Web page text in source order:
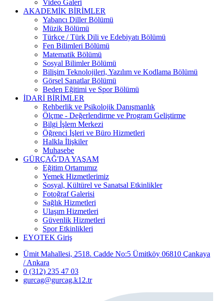
Video Galeri
AKADEMİK BİRİMLER
Yabancı Diller Bölümü
Müzik Bölümü
Türkçe / Türk Dili ve Edebiyatı Bölümü
Fen Bilimleri Bölümü
Matematik Bölümü
Sosyal Bilimler Bölümü
Bilişim Teknolojileri, Yazılım ve Kodlama Bölümü
Görsel Sanatlar Bölümü
Beden Eğitimi ve Spor Bölümü
İDARİ BİRİMLER
Rehberlik ve Psikolojik Danışmanlık
Ölçme - Değerlendirme ve Program Geliştirme
Bilgi İşlem Merkezi
Öğrenci İşleri ve Büro Hizmetleri
Halkla İlişkiler
Muhasebe
GÜRÇAĞ'DA YAŞAM
Eğitim Ortamımız
Yemek Hizmetlerimiz
Sosyal, Kültürel ve Sanatsal Etkinlikler
Fotoğraf Galerisi
Sağlık Hizmetleri
Ulaşım Hizmetleri
Güvenlik Hizmetleri
Spor Etkinlikleri
EYOTEK Giriş
Ümit Mahallesi, 2518. Cadde No:5 Ümitköy 06810 Çankaya
/ Ankara
0 (312) 235 47 03
gurcag@gurcag.k12.tr